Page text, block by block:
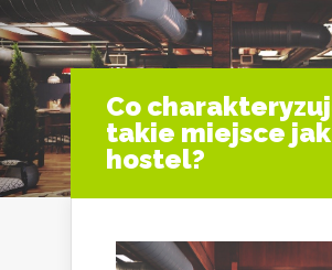
Co
takie miejsce jak
hostel?